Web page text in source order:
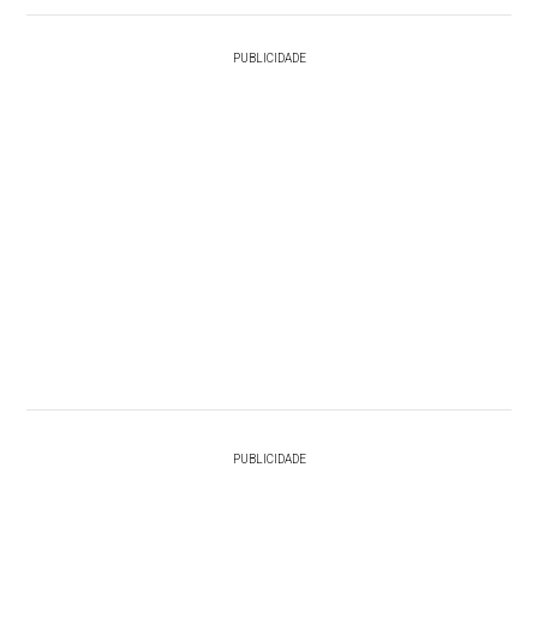
PUBLICIDADE
PUBLICIDADE